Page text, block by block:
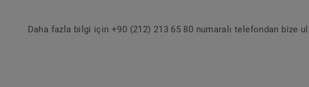
Daha fazla bilgi için +90 (212) 213 65 80 numaralı telefondan bize